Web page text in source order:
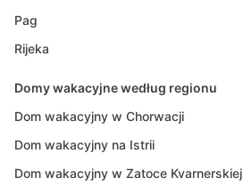
Pag
Rijeka
Domy wakacyjne według regionu
Dom wakacyjny w Chorwacji
Dom wakacyjny na Istrii
Dom wakacyjny w Zatoce Kvarnerskiej